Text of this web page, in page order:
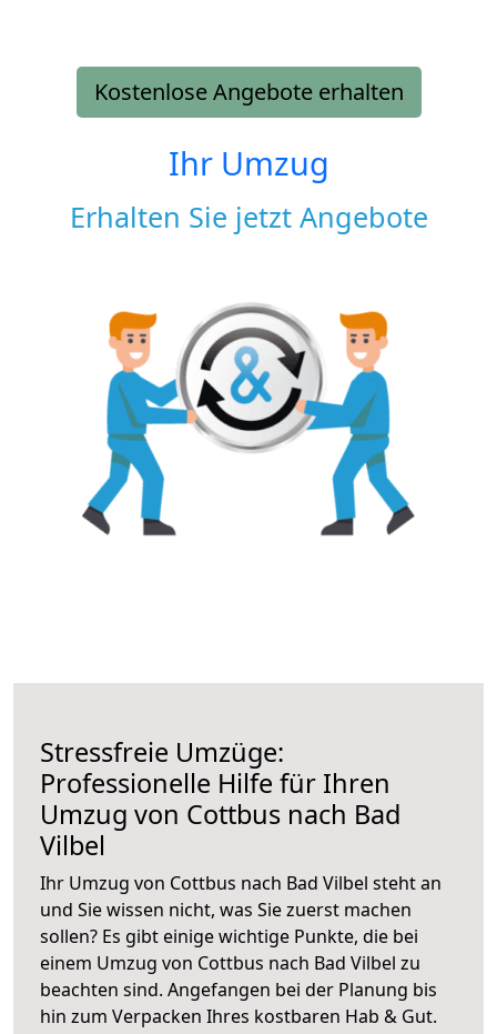
Kostenlose Angebote erhalten
Ihr Umzug
Erhalten Sie jetzt Angebote
Stressfreie Umzüge:
Professionelle Hilfe für Ihren
Umzug von Cottbus nach Bad
Vilbel
Ihr Umzug von Cottbus nach Bad Vilbel steht an
und Sie wissen nicht, was Sie zuerst machen
sollen? Es gibt einige wichtige Punkte, die bei
einem Umzug von Cottbus nach Bad Vilbel zu
beachten sind. Angefangen bei der Planung bis
hin zum Verpacken Ihres kostbaren Hab & Gut.